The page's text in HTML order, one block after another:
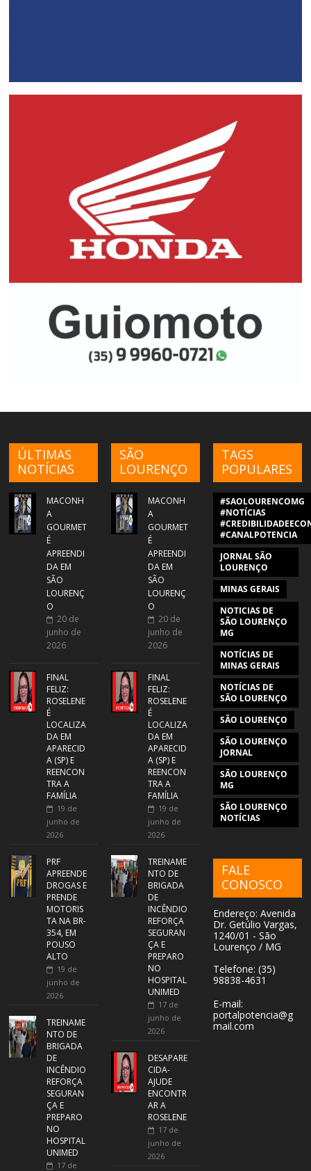
ÚLTIMAS
NOTÍCIAS
MACONH
A
GOURMET
É
APREENDI
DA EM
SÃO
LOURENÇ
O
20 de
junho de
2026
FINAL
FELIZ:
ROSELENE
É
LOCALIZA
DA EM
APARECID
A (SP) E
REENCON
TRA A
FAMÍLIA
19 de
junho de
2026
PRF
APREENDE
DROGAS E
PRENDE
MOTORIS
TA NA BR-
354, EM
POUSO
ALTO
19 de
junho de
2026
TREINAME
NTO DE
BRIGADA
DE
INCÊNDIO
REFORÇA
SEGURAN
ÇA E
PREPARO
NO
HOSPITAL
UNIMED
17 de
SÃO
LOURENÇO
MACONH
A
GOURMET
É
APREENDI
DA EM
SÃO
LOURENÇ
O
20 de
junho de
2026
FINAL
FELIZ:
ROSELENE
É
LOCALIZA
DA EM
APARECID
A (SP) E
REENCON
TRA A
FAMÍLIA
19 de
junho de
2026
TREINAME
NTO DE
BRIGADA
DE
INCÊNDIO
REFORÇA
SEGURAN
ÇA E
PREPARO
NO
HOSPITAL
UNIMED
17 de
junho de
2026
DESAPARE
CIDA-
AJUDE
ENCONTR
AR A
ROSELENE
17 de
junho de
2026
TAGS
POPULARES
#SAOLOURENCOMG
#NOTÍCIAS
#CANALPOTENCIA
JORNAL SÃO
LOURENÇO
MINAS GERAIS
NOTICIAS DE
SÃO LOURENÇO
MG
NOTÍCIAS DE
MINAS GERAIS
NOTÍCIAS DE
SÃO LOURENÇO
SÃO LOURENÇO
SÃO LOURENÇO
JORNAL
SÃO LOURENÇO
MG
SÃO LOURENÇO
NOTÍCIAS
FALE
CONOSCO
Endereço: Avenida
Dr. Getúlio Vargas,
1240/01 - São
Lourenço / MG
Telefone: (35)
98838-4631
E-mail:
portalpotencia@g
mail.com